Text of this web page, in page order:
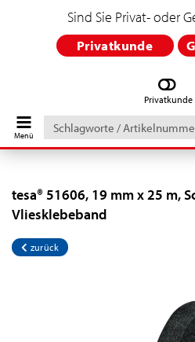
Privatkunde
Schlagworte
/
Artikelnummer
EAN
Sind Sie Privat- oder
Privatkunde
tesa® 51606, 19 mm x 25 m,
Vliesklebeband
zurück